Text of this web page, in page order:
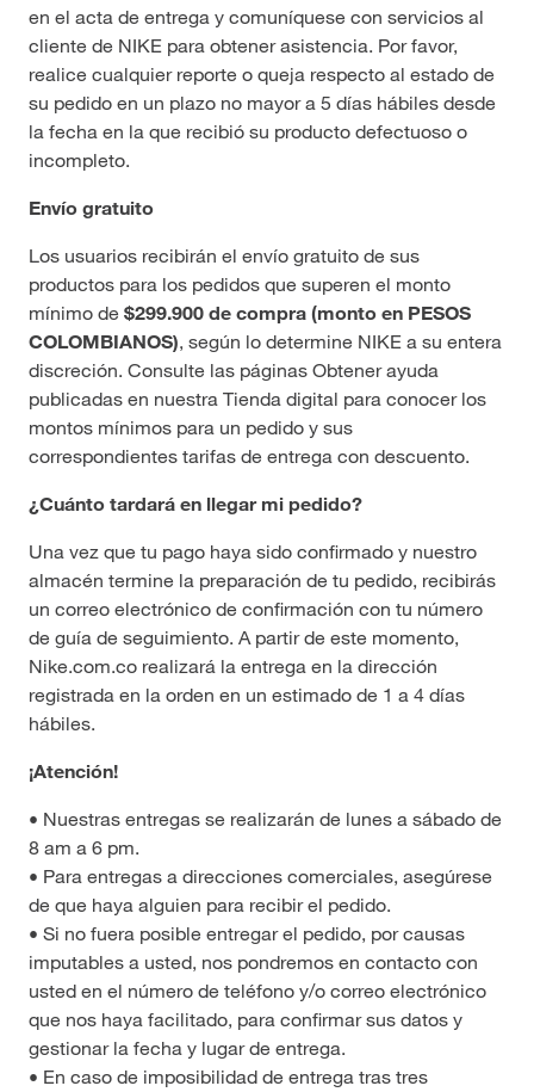
en el acta de entrega y comuníquese con servicios al
cliente de NIKE para obtener asistencia. Por favor,
realice cualquier reporte o queja respecto al estado de
su pedido en un plazo no mayor a 5 días hábiles desde
la fecha en la que recibió su producto defectuoso o
incompleto.
Envío gratuito
Los usuarios recibirán el envío gratuito de sus
productos para los pedidos que superen el monto
mínimo de $299.900 de compra (monto en PESOS
COLOMBIANOS), según lo determine NIKE a su entera
discreción. Consulte las páginas Obtener ayuda
publicadas en nuestra Tienda digital para conocer los
montos mínimos para un pedido y sus
correspondientes tarifas de entrega con descuento.
¿Cuánto tardará en llegar mi pedido?
Una vez que tu pago haya sido confirmado y nuestro
almacén termine la preparación de tu pedido, recibirás
un correo electrónico de confirmación con tu número
de guía de seguimiento. A partir de este momento,
Nike.com.co realizará la entrega en la dirección
registrada en la orden en un estimado de 1 a 4 días
hábiles.
¡Atención!
• Nuestras entregas se realizarán de lunes a sábado de
8 am a 6 pm.
• Para entregas a direcciones comerciales, asegúrese
de que haya alguien para recibir el pedido.
• Si no fuera posible entregar el pedido, por causas
imputables a usted, nos pondremos en contacto con
usted en el número de teléfono y/o correo electrónico
que nos haya facilitado, para confirmar sus datos y
gestionar la fecha y lugar de entrega.
• En caso de imposibilidad de entrega tras tres